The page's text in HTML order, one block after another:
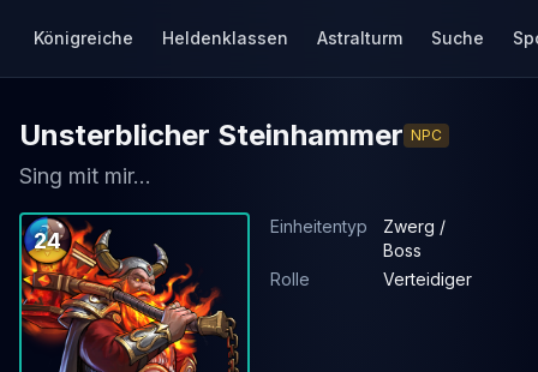
Königreiche Heldenklassen Astralturm Suche
Unsterblicher Steinhammer NPC
Sing mit mir...
24
Einheitentyp
Zwerg /
Boss
Rolle
Verteidiger